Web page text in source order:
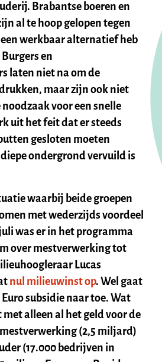
Brabantse boeren en
al te hoop gelopen tegen
werkbaar alternatief heb
en
laten niet na om de
maar zijn ook niet
voor een snelle
uit het feit dat er steeds
gesloten moeten
ondergrond vervuild is
waarbij beide groepen
met wederzijds voordeel
was er in het programma
over mestverwerking tot
Lucas
nul milieuwinst op. Wel gaat
subsidie naar toe. Wat
alleen al het geld voor de
(2,5 miljard)
(17.000 bedrijven in